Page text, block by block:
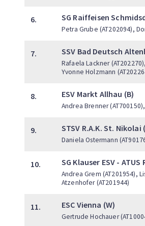
6. SG Raiffeisen
Petra Grube (AT202094),
7. SSV Bad Deutsch
Rafaela Lackner
Yvonne Holzmann
8. ESV Markt Allhau (B)
Andrea Brenner
9. STSV R.A.K. St. Nikolai
Daniela Ostermann
10. SG Klauser ESV - ATUS
Andrea Grem (AT201954),
Atzenhofer (AT201944)
11. ESC Vienna (W)
Gertrude Hochauer